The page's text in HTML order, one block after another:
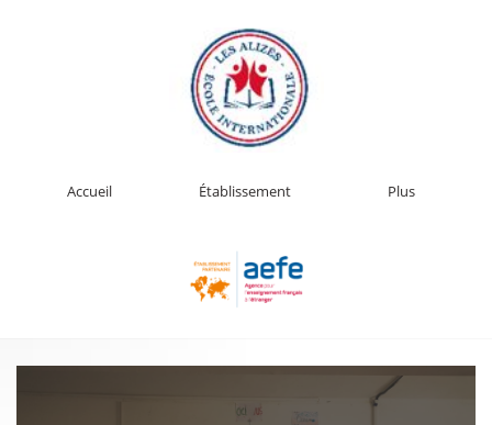
Accueil Établissement Plus